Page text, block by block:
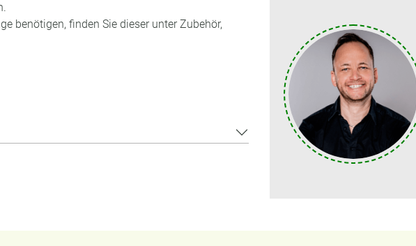
benötigen, finden Sie dieser unter Zubehör,